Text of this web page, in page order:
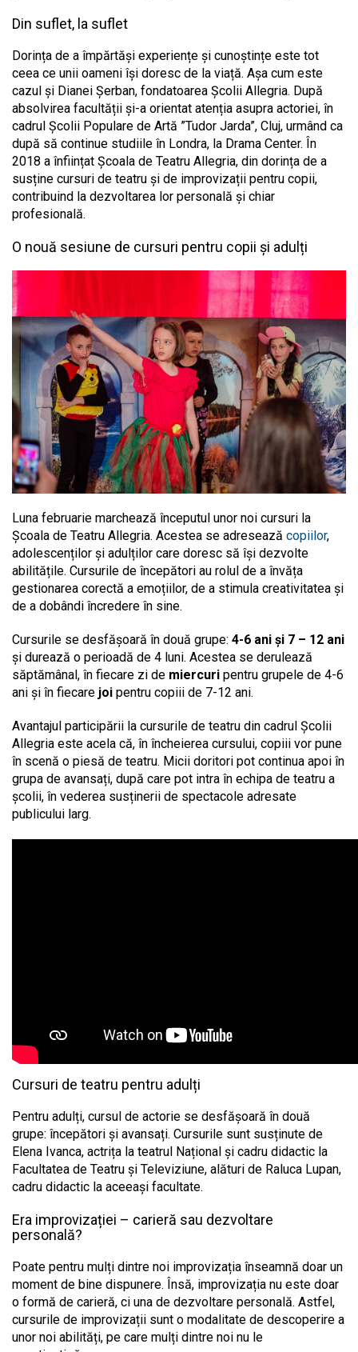
Din suflet, la suflet
Dorința de a împărtăși experiențe și cunoștințe este tot
ceea ce unii oameni își doresc de la viață. Așa cum este
cazul și Dianei Șerban, fondatoarea Școlii Allegria. După
absolvirea facultății și-a orientat atenția asupra actoriei, în
cadrul Școlii Populare de Artă ”Tudor Jarda”, Cluj, urmând ca
după să continue studiile în Londra, la Drama Center. În
2018 a înființat Școala de Teatru Allegria, din dorința de a
susține cursuri de teatru și de improvizații pentru copii,
contribuind la dezvoltarea lor personală și chiar
profesională.
O nouă sesiune de cursuri pentru copii și adulți
Luna februarie marchează începutul unor noi cursuri la
Școala de Teatru Allegria. Acestea se adresează copiilor,
adolescenților și adulților care doresc să își dezvolte
abilitățile. Cursurile de începători au rolul de a învăța
gestionarea corectă a emoțiilor, de a stimula creativitatea și
de a dobândi încredere în sine.
Cursurile se desfășoară în două grupe: 4-6 ani și 7 – 12 ani
și durează o perioadă de 4 luni. Acestea se derulează
săptămânal, în fiecare zi de miercuri pentru grupele de 4-6
ani și în fiecare joi pentru copiii de 7-12 ani.
Avantajul participării la cursurile de teatru din cadrul Școlii
Allegria este acela că, în încheierea cursului, copiii vor pune
în scenă o piesă de teatru. Micii doritori pot continua apoi în
grupa de avansați, după care pot intra în echipa de teatru a
școlii, în vederea susținerii de spectacole adresate
publicului larg.
Cursuri de teatru pentru adulți
Pentru adulți, cursul de actorie se desfășoară în două
grupe: începători și avansați. Cursurile sunt susținute de
Elena Ivanca, actrița la teatrul Național și cadru didactic la
Facultatea de Teatru și Televiziune, alături de Raluca Lupan,
cadru didactic la aceeași facultate.
Era improvizației – carieră sau dezvoltare
personală?
Poate pentru mulți dintre noi improvizația înseamnă doar un
moment de bine dispunere. Însă, improvizația nu este doar
o formă de carieră, ci una de dezvoltare personală. Astfel,
cursurile de improvizații sunt o modalitate de descoperire a
unor noi abilități, pe care mulți dintre noi nu le